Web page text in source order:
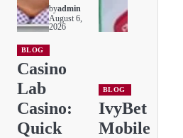
byadmin
August 6,
2026
BLOG
Casino
Lab
Casino:
Quick
BLOG
IvyBet
Mobile